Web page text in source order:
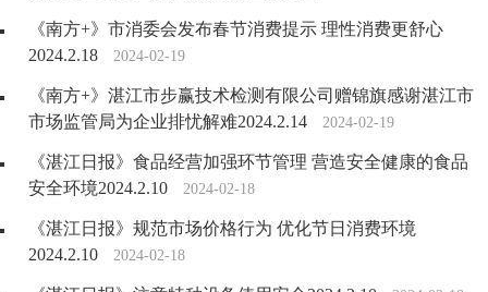
《南方+》市消委会发布春节消费提示 理性消费更舒心
2024.2.18
2024-02-19
《南方+》湛江市步赢技术检测有限公司赠锦旗感谢湛江市
市场监管局为企业排忧解难2024.2.14
2024-02-19
《湛江日报》食品经营加强环节管理 营造安全健康的食品
安全环境2024.2.10
2024-02-18
《湛江日报》规范市场价格行为 优化节日消费环境
2024.2.10
2024-02-18